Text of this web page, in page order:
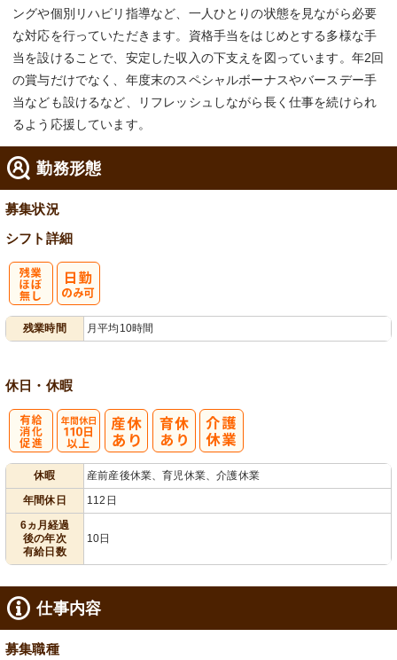
ングや個別リハビリ指導など、一人ひとりの状態を見ながら必要
な対応を行っていただきます。資格手当をはじめとする多様な手
当を設けることで、安定した収入の下支えを図っています。年2回
の賞与だけでなく、年度末のスペシャルボーナスやバースデー手
当なども設けるなど、リフレッシュしながら長く仕事を続けられ
るよう応援しています。
勤務形態
募集状況
シフト詳細
残業時間 月平均10時間
休日・休暇
休暇
産前産後休業、育児休業、介護休業
年間休日
112日
6ヵ月経過
後の年次
有給日数
10日
仕事内容
募集職種